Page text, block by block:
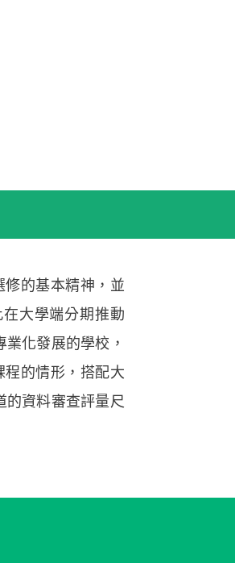
修的基本精神，並
大學端分期推動
化發展的學校，
程的情形，搭配大
的資料審查評量尺